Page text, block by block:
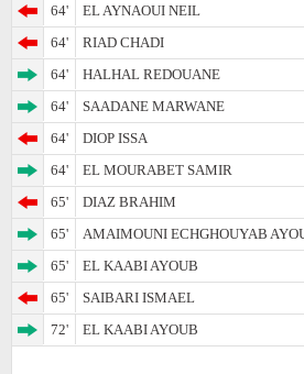
64'
EL AYNAOUI NEIL
64'
RIAD CHADI
64'
HALHAL REDOUANE
64'
SAADANE MARWANE
64'
DIOP ISSA
64'
EL MOURABET SAMIR
65'
DIAZ BRAHIM
65'
AMAIMOUNI ECHGHOUYAB
65'
EL KAABI AYOUB
65'
SAIBARI ISMAEL
72'
EL KAABI AYOUB